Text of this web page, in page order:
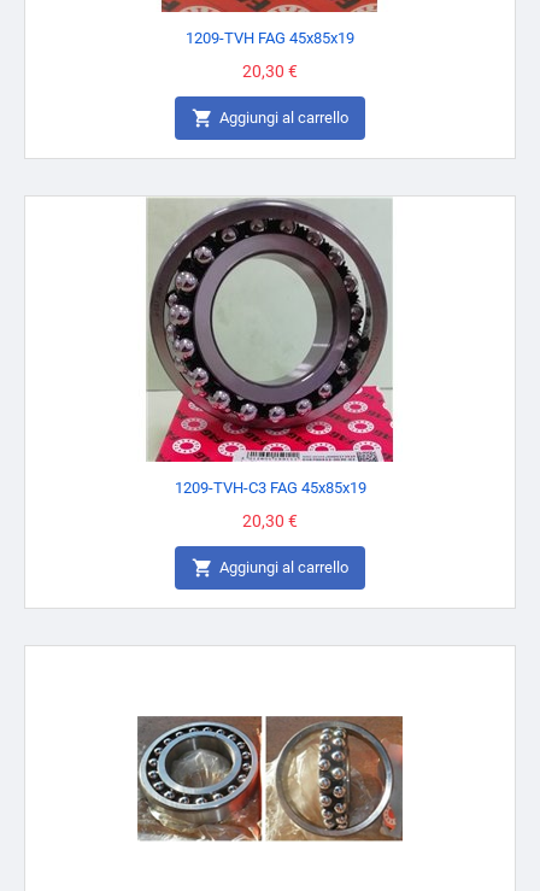
1209-TVH FAG 45x85x19
Prezzo
20,30 €
 Aggiungi al carrello
1209-TVH-C3 FAG 45x85x19
Prezzo
20,30 €
 Aggiungi al carrello